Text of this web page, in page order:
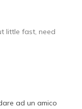
little fast, need
ad un amico